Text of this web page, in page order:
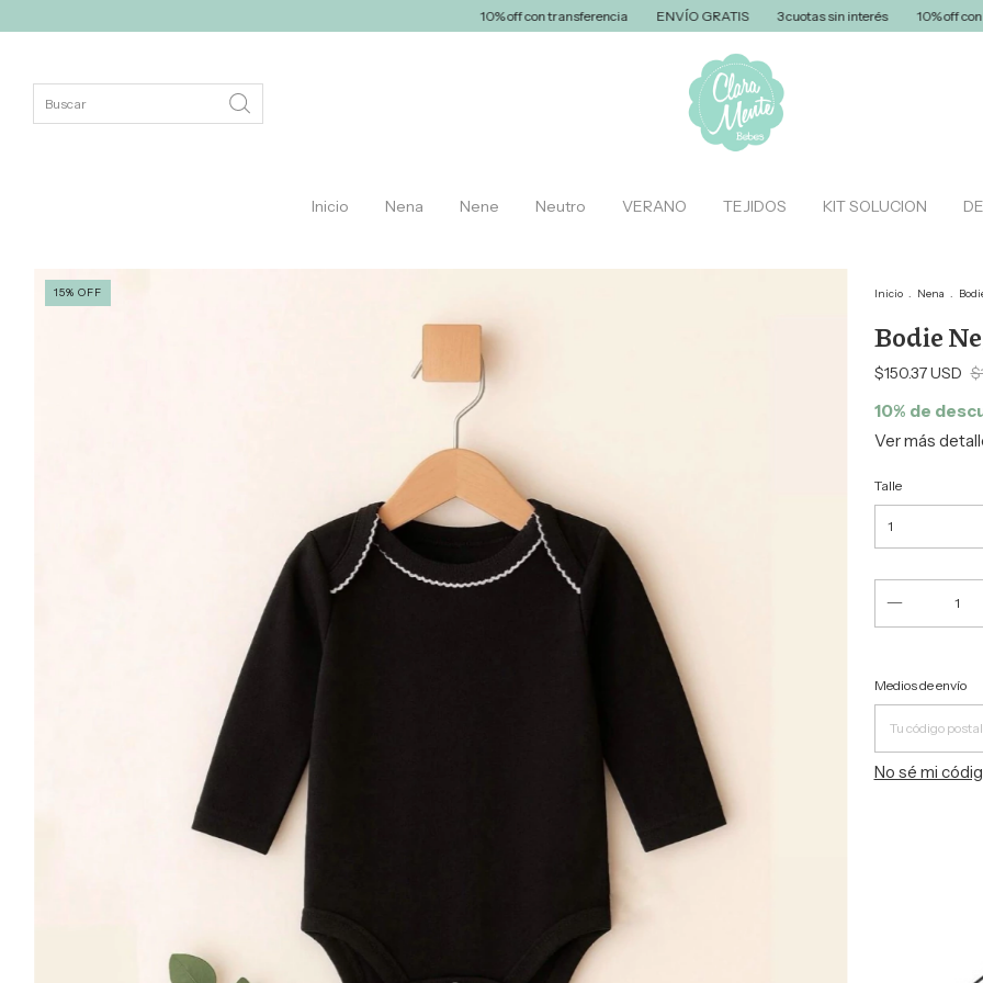
10% off con transferencia ENVÍO GRATIS 3 cuotas sin interés 10% off con transferencia
Inicio Nena Nene Neutro VERANO TEJIDOS KIT SOLUCION
15% OFF Inicio . Nena .
Bodie
$150.37 USD
10% de
Ver más
Talle
Entregas para
Medios de envío
No sé mi